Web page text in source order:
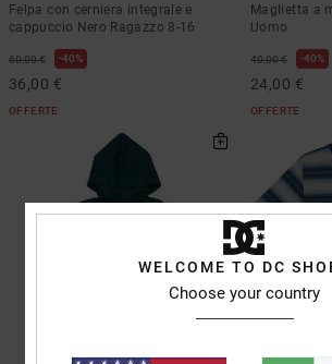
Felpa con cerniera integrale e
cappuccio Nero Ragazzo 8-16
60,00 € 40%
36,00 €
OFFERTE
Maglietta a
Uomo
40,00 € 40%
24,00 €
OFFERTE
WELCOME TO DC
Choose your country